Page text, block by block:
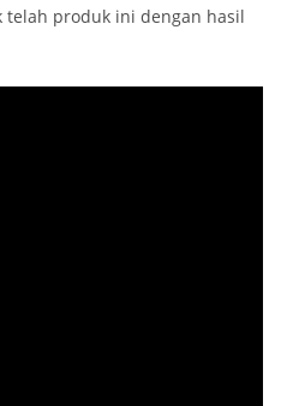
telah produk ini dengan hasil